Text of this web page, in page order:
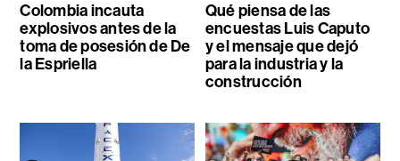
Colombia incauta
explosivos antes de la
toma de posesión de De
la Espriella
Qué piensa de las
encuestas Luis Caputo
y el mensaje que dejó
para la industria y la
construcción